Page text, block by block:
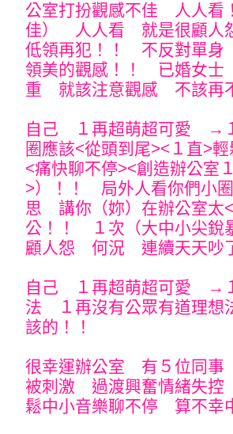
公室打扮觀感不佳 人人看
佳） 人人看 就是很顧
低領再犯！！ 不反對單
領美的觀感！！ 已婚女
重 就該注意觀感 不該再
自己 １再超萌超可愛 →
圈應該<從頭到尾><１直>
<痛快聊不停><創造辦公室
>）！！ 局外人看你們小
思 講你（妳）在辦公室太
公！！ １次（大中小尖銳
顧人怨 何況 連續天天吵
自己 １再超萌超可愛 →
法 １再沒有公眾有道理
該的！！
很幸運辦公室 有５位同
被刺激 過渡興奮情緒失
鬆中小音樂聊不停 算不幸